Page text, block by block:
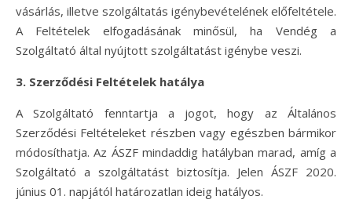
vásárlás, illetve szolgáltatás igénybevételének előfeltétele.
A Feltételek elfogadásának minősül, ha Vendég a
Szolgáltató által nyújtott szolgáltatást igénybe veszi.
3. Szerződési Feltételek hatálya
A Szolgáltató fenntartja a jogot, hogy az Általános
Szerződési Feltételeket részben vagy egészben bármikor
módosíthatja. Az ÁSZF mindaddig hatályban marad, amíg a
Szolgáltató a szolgáltatást biztosítja. Jelen ÁSZF 2020.
június 01. napjától határozatlan ideig hatályos.